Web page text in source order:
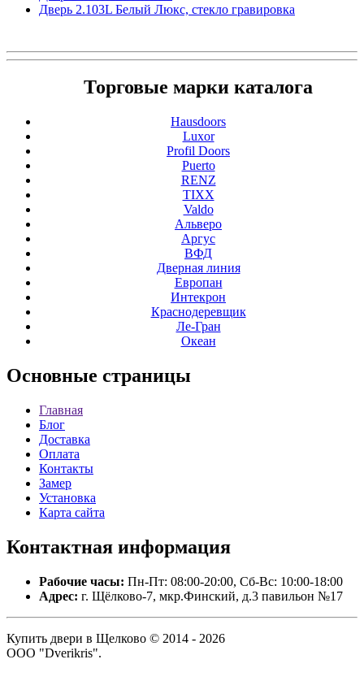
Дверь 2.103L Белый Люкс, стекло гравировка
Торговые марки каталога
Hausdoors
Luxor
Profil Doors
Puerto
RENZ
TIXX
Valdo
Альверо
Аргус
ВФД
Дверная линия
Европан
Интекрон
Краснодеревщик
Ле-Гран
Океан
Основные страницы
Главная
Блог
Доставка
Оплата
Контакты
Замер
Установка
Карта сайта
Контактная информация
Рабочие часы: Пн-Пт: 08:00-20:00, Сб-Вс: 10:00-18:00
Адрес: г. Щёлково-7, мкр.Финский, д.3 павильон №17
Купить двери в Щелково © 2014 - 2026
ООО "Dverikris".